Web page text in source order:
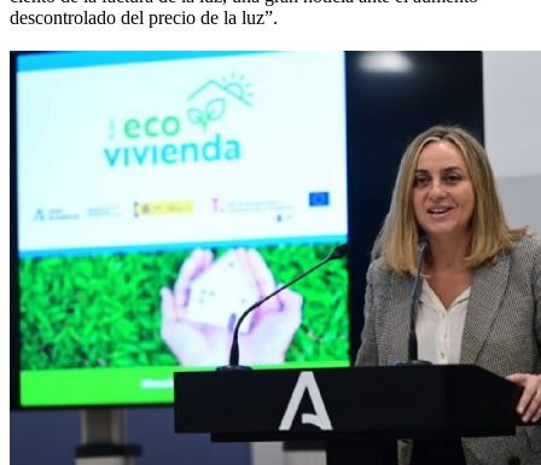
descontrolado del precio de la luz”.